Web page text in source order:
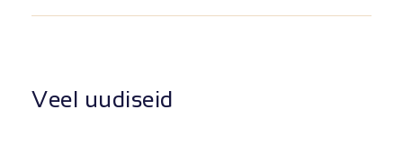
Veel uudiseid